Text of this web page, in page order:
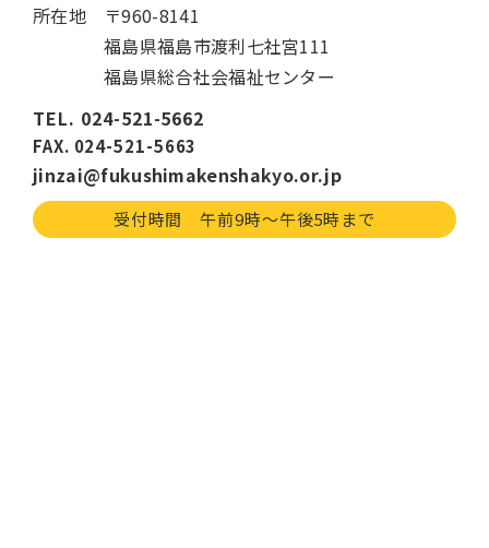
所在地
〒960-8141
福島県福島市渡利七社宮111
福島県総合社会福祉センター
TEL. 024-521-5662
FAX. 024-521-5663
jinzai@fukushimakenshakyo.or.jp
受付時間 午前9時〜午後5時まで